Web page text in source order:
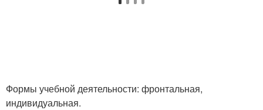
Формы учебной деятельности: фронтальная,
индивидуальная.